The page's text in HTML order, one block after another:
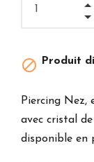
 Produit
Piercing Nez,
avec cristal
disponible en